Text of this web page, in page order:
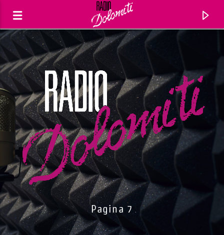
Traccia corrente
Titolo
Artista
Pagina 7